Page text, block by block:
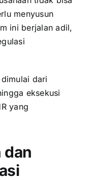
menyusun
ini berjalan adil,
dari
eksekusi
yang
dan